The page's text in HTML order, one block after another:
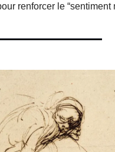
renforcer le “sentiment